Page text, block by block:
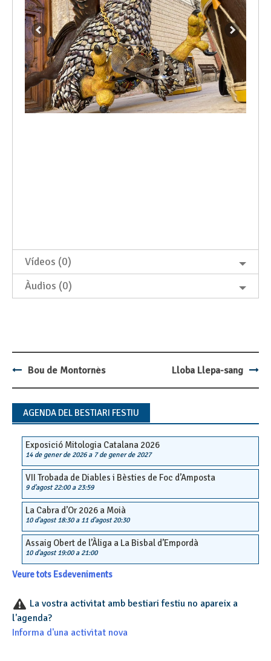
Vídeos (0)
Àudios (0)
Post
navigation
Bou de Montornès Lloba Llepa-sang
AGENDA DEL BESTIARI FESTIU
Exposició Mitologia Catalana 2026
14 de gener de 2026a 7 de gener de 2027
VII Trobada de Diables i Bèsties de Foc d’Amposta
9 d'agost 22:00a 23:59
La Cabra d’Or 2026 a Moià
10 d'agost 18:30a 11 d'agost 20:30
Assaig Obert de l’Àliga a La Bisbal d’Empordà
10 d'agost 19:00a 21:00
Veure tots Esdeveniments
La vostra activitat amb bestiari festiu no apareix a
l'agenda?
Informa d'una activitat nova